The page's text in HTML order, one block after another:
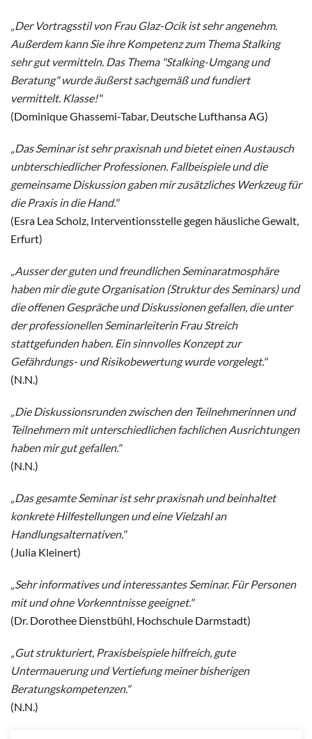
„Der Vortragsstil von Frau Glaz-Ocik ist sehr angenehm.
Außerdem kann Sie ihre Kompetenz zum Thema Stalking
sehr gut vermitteln. Das Thema "Stalking-Umgang und
Beratung" wurde äußerst sachgemäß und fundiert
vermittelt. Klasse!"
(Dominique Ghassemi-Tabar, Deutsche Lufthansa AG)
„Das Seminar ist sehr praxisnah und bietet einen Austausch
unbterschiedlicher Professionen. Fallbeispiele und die
gemeinsame Diskussion gaben mir zusätzliches Werkzeug für
die Praxis in die Hand."
(Esra Lea Scholz, Interventionsstelle gegen häusliche Gewalt,
Erfurt)
„Ausser der guten und freundlichen Seminaratmosphäre
haben mir die gute Organisation (Struktur des Seminars) und
die offenen Gespräche und Diskussionen gefallen, die unter
der professionellen Seminarleiterin Frau Streich
stattgefunden haben. Ein sinnvolles Konzept zur
Gefährdungs- und Risikobewertung wurde vorgelegt."
(N.N.)
„Die Diskussionsrunden zwischen den Teilnehmerinnen und
Teilnehmern mit unterschiedlichen fachlichen Ausrichtungen
haben mir gut gefallen."
(N.N.)
„Das gesamte Seminar ist sehr praxisnah und beinhaltet
konkrete Hilfestellungen und eine Vielzahl an
Handlungsalternativen."
(Julia Kleinert)
„Sehr informatives und interessantes Seminar. Für Personen
mit und ohne Vorkenntnisse geeignet."
(Dr. Dorothee Dienstbühl, Hochschule Darmstadt)
„Gut strukturiert, Praxisbeispiele hilfreich, gute
Untermauerung und Vertiefung meiner bisherigen
Beratungskompetenzen."
(N.N.)